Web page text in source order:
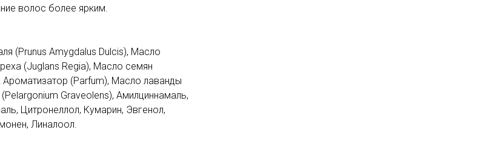
волос более ярким.
(Prunus Amygdalus Dulcis), Масло
(Juglans Regia), Масло семян
(Parfum), Масло лаванды
Graveolens), Амилциннамаль,
Цитронеллол, Кумарин, Эвгенол,
Линалоол.